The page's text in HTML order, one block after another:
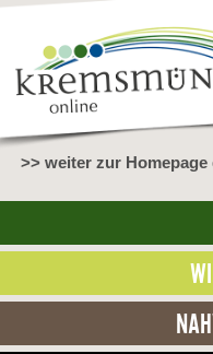
>> weiter zur